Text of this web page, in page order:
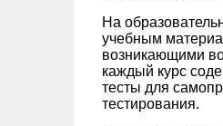
На
учебным
возникающими
каждый курс
тесты для
тестирования.